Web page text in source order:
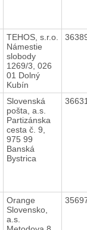
TEHOS, s.r.o.
Námestie
slobody
1269/3, 026
01 Dolný
Kubín
Slovenská
pošta, a.s.
Partizánska
cesta č. 9,
975 99
Banská
Bystrica
Orange
Slovensko,
a.s.